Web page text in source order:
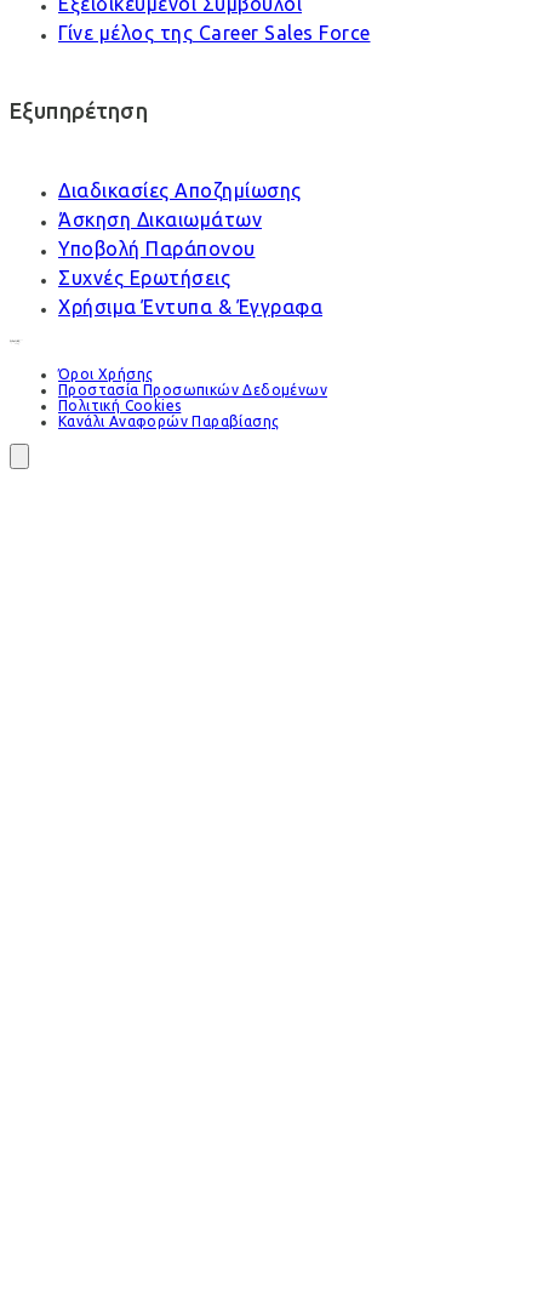
Γίνε μέλος της Career Sales Force
Εξυπηρέτηση
Διαδικασίες Αποζημίωσης
Άσκηση Δικαιωμάτων
Υποβολή Παράπονου
Συχνές Ερωτήσεις
Χρήσιμα Έντυπα & Έγγραφα
Όροι Χρήσης
Προστασία Προσωπικών Δεδομένων
Πολιτική Cookies
Κανάλι Αναφορών Παραβίασης